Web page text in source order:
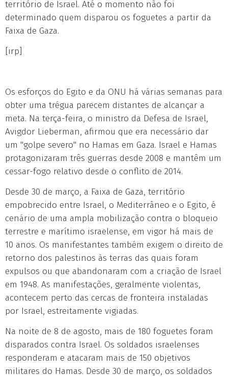
território de Israel. Até o momento não foi
determinado quem disparou os foguetes a partir da
Faixa de Gaza.
[irp]
Os esforços do Egito e da ONU há várias semanas para
obter uma trégua parecem distantes de alcançar a
meta. Na terça-feira, o ministro da Defesa de Israel,
Avigdor Lieberman, afirmou que era necessário dar
um "golpe severo" no Hamas em Gaza. Israel e Hamas
protagonizaram três guerras desde 2008 e mantêm um
cessar-fogo relativo desde o conflito de 2014.
Desde 30 de março, a Faixa de Gaza, território
empobrecido entre Israel, o Mediterrâneo e o Egito, é
cenário de uma ampla mobilização contra o bloqueio
terrestre e marítimo israelense, em vigor há mais de
10 anos. Os manifestantes também exigem o direito de
retorno dos palestinos às terras das quais foram
expulsos ou que abandonaram com a criação de Israel
em 1948. As manifestações, geralmente violentas,
acontecem perto das cercas de fronteira instaladas
por Israel, estreitamente vigiadas.
Na noite de 8 de agosto, mais de 180 foguetes foram
disparados contra Israel. Os soldados israelenses
responderam e atacaram mais de 150 objetivos
militares do Hamas. Desde 30 de março, os soldados